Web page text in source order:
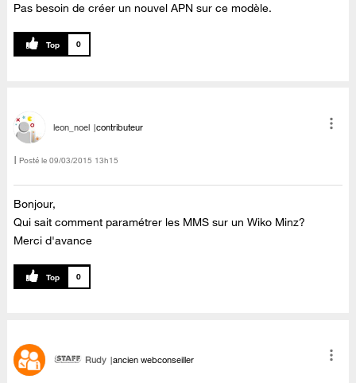
Pas besoin de créer un nouvel APN sur ce modèle.
0
leon_noel contributeur
Posté le ‎09/03/2015 13h15
Bonjour,
Qui sait comment paramétrer les MMS sur un Wiko Minz?
Merci d'avance
0
Rudy ancien webconseiller